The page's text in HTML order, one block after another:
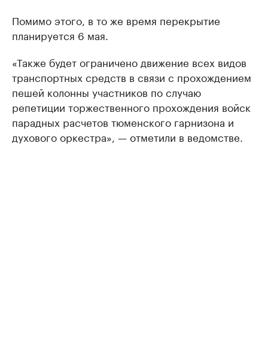
Помимо этого, в то же время перекрытие
планируется 6 мая.
«Также будет ограничено движение всех видов
транспортных средств в связи с прохождением
пешей колонны участников по случаю
репетиции торжественного прохождения войск
парадных расчетов тюменского гарнизона и
духового оркестра», — отметили в ведомстве.